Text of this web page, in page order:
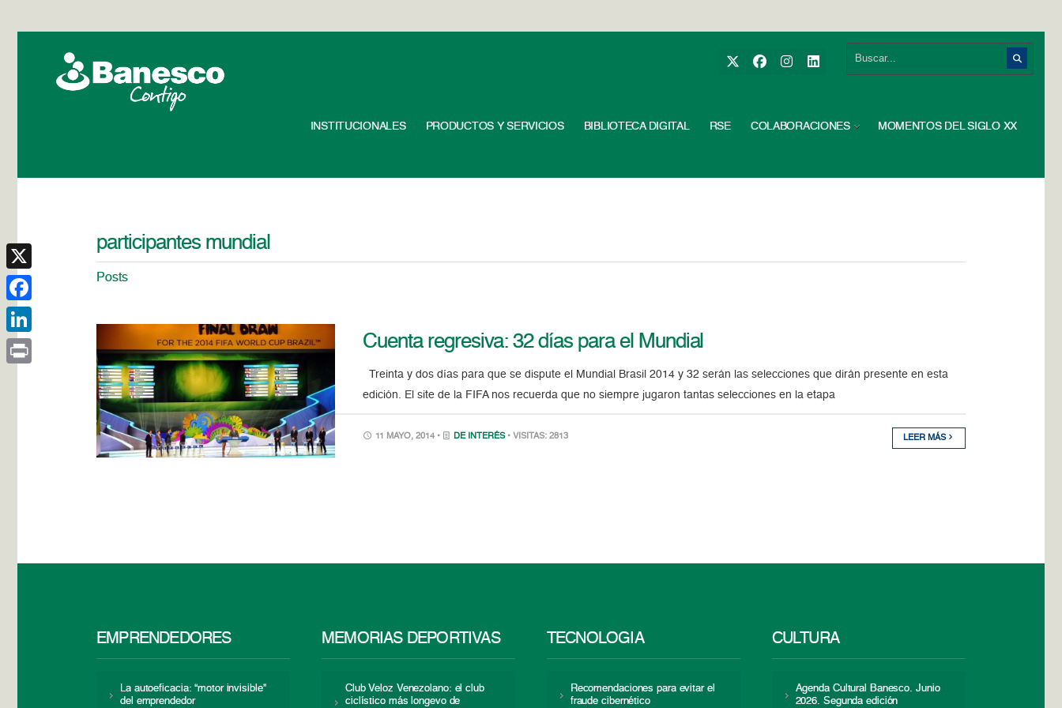
INSTITUCIONALES PRODUCTOS Y SERVICIOS BIBLIOTECA DIGITAL RSE COLABORACIONES MOMENTOS DEL SIGLO XX
participantes mundial
Posts
Cuenta regresiva: 32 días para el Mundial
Treinta y dos días para que se dispute el Mundial Brasil 2014 y 32 serán las selecciones que dirán presente en esta
edición. El site de la FIFA nos recuerda que no siempre jugaron tantas selecciones en la etapa
11 MAYO, 2014 • DE INTERÉS • VISITAS: 2813 LEER MÁS
EMPRENDEDORES
La autoeficacia: “motor invisible”
del emprendedor
MEMORIAS DEPORTIVAS
Club Veloz Venezolano: el club
ciclístico más longevo de
TECNOLOGÍA
Recomendaciones para evitar el
fraude cibernético
CULTURA
Agenda Cultural Banesco. Junio
2026. Segunda edición
X
Facebook
LinkedIn